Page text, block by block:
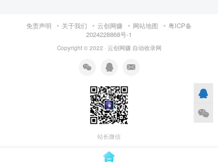
免责声明 关于我们 云创网赚 网站地图
粤ICP备
2024228868号-1
Copyright © 2022 · 云创网赚 自动收录网
站长微信